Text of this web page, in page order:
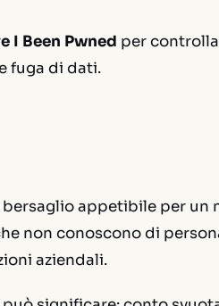
I Been Pwned per
fuga di dati.
appetibile per un
non conoscono di
aziendali.